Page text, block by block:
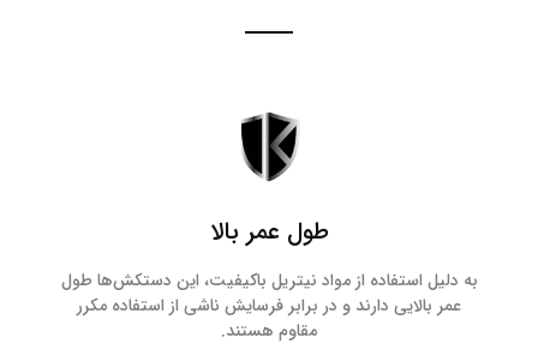
طول عمر بالا
به دلیل استفاده از مواد نیتریل باکیفیت، این دستکش‌ها طول
عمر بالایی دارند و در برابر فرسایش ناشی از استفاده مکرر
مقاوم هستند.